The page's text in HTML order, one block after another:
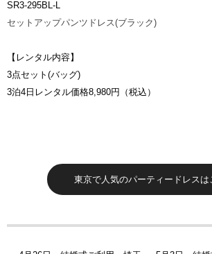
SR3-295BL-L
セットアップパンツドレス(ブラック)
【レンタル内容】
3点セット(バッグ)
3泊4日レンタル価格8,980円（税込）
東京で人気のパーティードレスは